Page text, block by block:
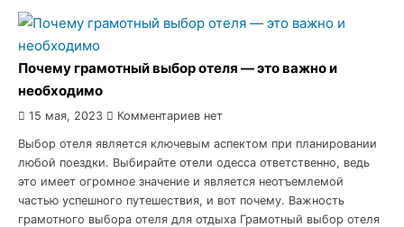
Почему грамотный выбор отеля — это важно и
необходимо
15 мая, 2023 Комментариев нет
Выбор отеля является ключевым аспектом при планировании
любой поездки. Выбирайте отели одесса ответственно, ведь
это имеет огромное значение и является неотъемлемой
частью успешного путешествия, и вот почему. Важность
грамотного выбора отеля для отдыха Грамотный выбор отеля